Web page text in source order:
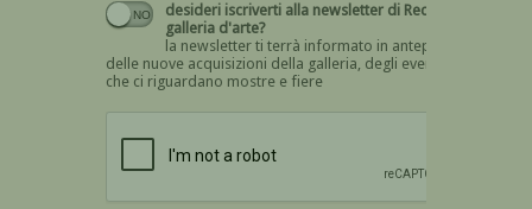
desideri iscriverti alla newsletter di Recta
galleria d'arte?
la newsletter ti terrà informato in anteprima
delle nuove acquisizioni della galleria, degli eventi
che ci riguardano mostre e fiere